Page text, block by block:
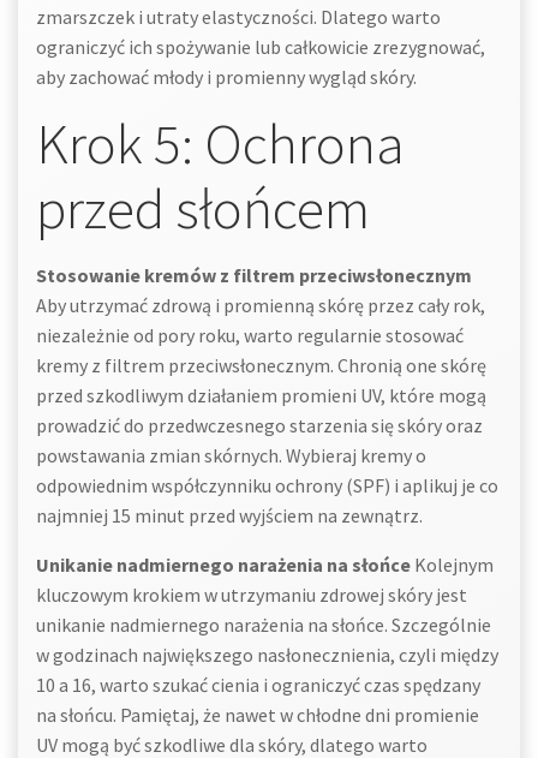
zmarszczek i utraty elastyczności. Dlatego warto
ograniczyć ich spożywanie lub całkowicie zrezygnować,
aby zachować młody i promienny wygląd skóry.
Krok 5: Ochrona
przed słońcem
Stosowanie kremów z filtrem przeciwsłonecznym
Aby utrzymać zdrową i promienną skórę przez cały rok,
niezależnie od pory roku, warto regularnie stosować
kremy z filtrem przeciwsłonecznym. Chronią one skórę
przed szkodliwym działaniem promieni UV, które mogą
prowadzić do przedwczesnego starzenia się skóry oraz
powstawania zmian skórnych. Wybieraj kremy o
odpowiednim współczynniku ochrony (SPF) i aplikuj je co
najmniej 15 minut przed wyjściem na zewnątrz.
Unikanie nadmiernego narażenia na słońce Kolejnym
kluczowym krokiem w utrzymaniu zdrowej skóry jest
unikanie nadmiernego narażenia na słońce. Szczególnie
w godzinach największego nasłonecznienia, czyli między
10 a 16, warto szukać cienia i ograniczyć czas spędzany
na słońcu. Pamiętaj, że nawet w chłodne dni promienie
UV mogą być szkodliwe dla skóry, dlatego warto